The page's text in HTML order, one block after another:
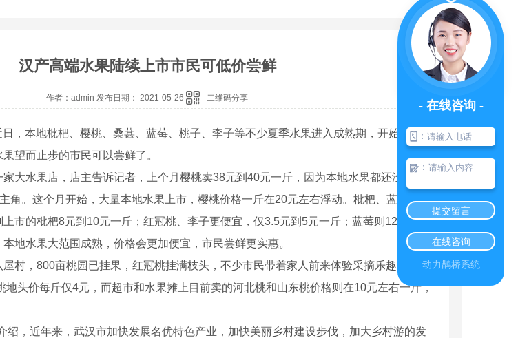
汉产高端水果陆续上市市民可低价尝鲜
作者：admin 发布日期： 2021-05-26 二维码分享
，本地枇杷、樱桃、桑葚、蓝莓、桃子、李子等不少夏季水果进入成熟期，开始陆续上
望而止步的市民可以尝鲜了。
水果店，店主告诉记者，上个月樱桃卖38元到40元一斤，因为本地水果都还没有上
角。这个月开始，大量本地水果上市，樱桃价格一斤在20元左右浮动。枇杷、蓝莓、桑
市的枇杷8元到10元一斤；红冠桃、李子更便宜，仅3.5元到5元一斤；蓝莓则12元到16
地水果大范围成熟，价格会更加便宜，市民尝鲜更实惠。
，800亩桃园已挂果，红冠桃挂满枝头，不少市民带着家人前来体验采摘乐趣。现在
地头价每斤仅4元，而超市和水果摊上目前卖的河北桃和山东桃价格则在10元左右一斤，
，近年来，武汉市加快发展名优特色产业，加快美丽乡村建设步伐，加大乡村游的发
- 在线咨询 -
：
：
提交留言
在线咨询
动力鹊桥系统